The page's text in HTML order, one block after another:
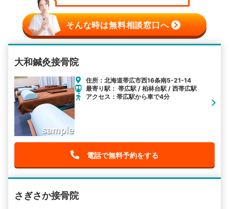
そんな時は無料相談窓口へ
大和鍼灸接骨院
住所：北海道帯広市西16条南5-21-14
最寄り駅： 帯広駅 / 柏林台駅 / 西帯広駅
アクセス：帯広駅から車で4分
電話で無料予約をする
さぎさか接骨院